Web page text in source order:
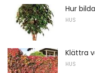
Hur
HUS
Klättra
HUS